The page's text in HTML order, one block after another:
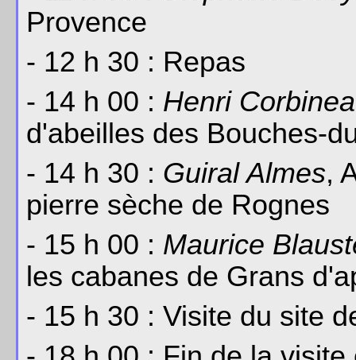
Provence
- 12 h 30 : Repas
- 14 h 00 : Henri
d'abeilles des Bouches-
- 14 h 30 : Guiral Almes,
pierre sèche de Rognes
- 15 h 00 : Maurice
les cabanes de Grans
- 15 h 30 : Visite du site